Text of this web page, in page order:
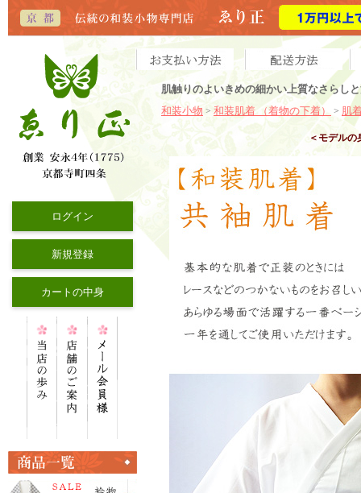
ログイン
新規登録
カートの中身
肌触りのよいきめの細かい上質なさらし
和装小物 > 和装肌着 （着物の下着） > 肌
＜モデルの